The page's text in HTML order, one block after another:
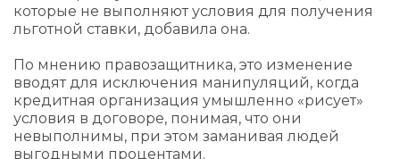
которые не выполняют условия для получения
льготной ставки, добавила она.
По мнению правозащитника, это изменение
вводят для исключения манипуляций, когда
кредитная организация умышленно «рисует»
условия в договоре, понимая, что они
невыполнимы, при этом заманивая людей
выгодными процентами.